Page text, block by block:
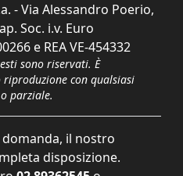
- Via Alessandro Poerio,
Soc. i.v. Euro
e REA VE-454332
sono riservati. È
con qualsiasi
parziale.
il nostro
disposizione.